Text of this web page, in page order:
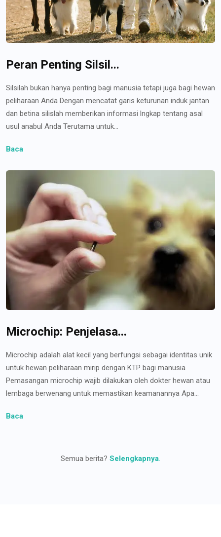
Peran Penting Silsil...
Silsilah bukan hanya penting bagi manusia tetapi juga bagi hewan
peliharaan Anda Dengan mencatat garis keturunan induk jantan
dan betina silislah memberikan informasi lngkap tentang asal
usul anabul Anda Terutama untuk...
Baca
Microchip: Penjelasa...
Microchip adalah alat kecil yang berfungsi sebagai identitas unik
untuk hewan peliharaan mirip dengan KTP bagi manusia
Pemasangan microchip wajib dilakukan oleh dokter hewan atau
lembaga berwenang untuk memastikan keamanannya Apa...
Baca
Semua berita? Selengkapnya.